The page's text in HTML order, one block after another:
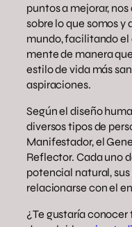
puntos a mejorar,
sobre lo que somos y
mundo, facilitando el
mente de manera
estilo de vida más
aspiraciones.
Según el diseño
diversos tipos de
Manifestador, el
Reflector. Cada uno
potencial natural,
relacionarse con el
¿Te gustaría